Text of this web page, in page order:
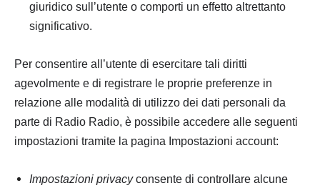
giuridico sull’utente o comporti un effetto altrettanto
significativo.
Per consentire all’utente di esercitare tali diritti
agevolmente e di registrare le proprie preferenze in
relazione alle modalità di utilizzo dei dati personali da
parte di Radio Radio, è possibile accedere alle seguenti
impostazioni tramite la pagina Impostazioni account:
Impostazioni privacyconsente di controllare alcune